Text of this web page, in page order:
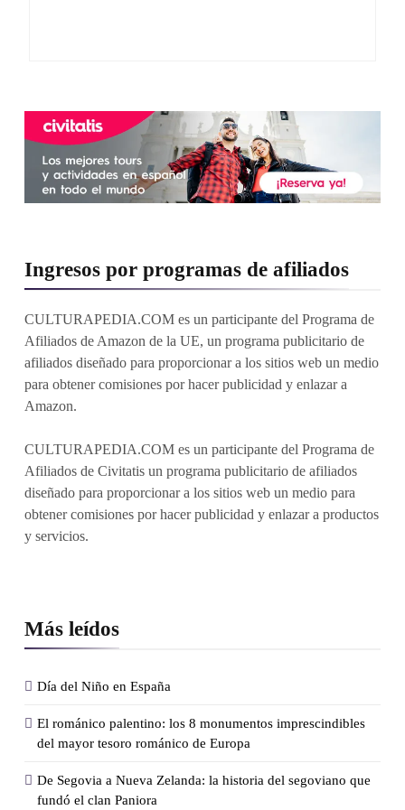
Ingresos por programas de afiliados
CULTURAPEDIA.COM es un participante del Programa de
Afiliados de Amazon de la UE, un programa publicitario de
afiliados diseñado para proporcionar a los sitios web un medio
para obtener comisiones por hacer publicidad y enlazar a
Amazon.
CULTURAPEDIA.COM es un participante del Programa de
Afiliados de Civitatis un programa publicitario de afiliados
diseñado para proporcionar a los sitios web un medio para
obtener comisiones por hacer publicidad y enlazar a productos
y servicios.
Más leídos
Día del Niño en España
El románico palentino: los 8 monumentos imprescindibles
del mayor tesoro románico de Europa
De Segovia a Nueva Zelanda: la historia del segoviano que
fundó el clan Paniora